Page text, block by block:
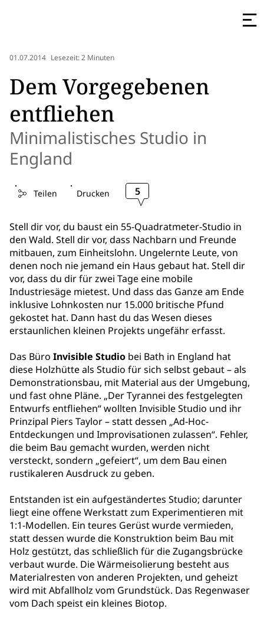
01.07.2014 Lesezeit: 2 Minuten
Dem Vorgegebenen
entfliehen
Minimalistisches Studio in
England
Teilen Drucken 5
Stell dir vor, du baust ein 55-Quadratmeter-Studio in
den Wald. Stell dir vor, dass Nachbarn und Freunde
mitbauen, zum Einheitslohn. Ungelernte Leute, von
denen noch nie jemand ein Haus gebaut hat. Stell dir
vor, dass du dir für zwei Tage eine mobile
Industriesäge mietest. Und dass das Ganze am Ende
inklusive Lohnkosten nur 15.000 britische Pfund
gekostet hat. Dann hast du das Wesen dieses
erstaunlichen kleinen Projekts ungefähr erfasst.
Das Büro Invisible Studio bei Bath in England hat
diese Holzhütte als Studio für sich selbst gebaut – als
Demonstrationsbau, mit Material aus der Umgebung,
und fast ohne Pläne. „Der Tyrannei des festgelegten
Entwurfs entfliehen“ wollten Invisible Studio und ihr
Prinzipal Piers Taylor – statt dessen „Ad-Hoc-
Entdeckungen und Improvisationen zulassen“. Fehler,
die beim Bau gemacht wurden, werden nicht
versteckt, sondern „gefeiert“, um dem Bau einen
rustikaleren Ausdruck zu geben.
Entstanden ist ein aufgeständertes Studio; darunter
liegt eine offene Werkstatt zum Experimentieren mit
1:1-Modellen. Ein teures Gerüst wurde vermieden,
statt dessen wurde die Konstruktion beim Bau mit
Holz gestützt, das schließlich für die Zugangsbrücke
verbaut wurde. Die Wärmeisolierung besteht aus
Materialresten von anderen Projekten, und geheizt
wird mit Abfallholz vom Grundstück. Das Regenwaser
vom Dach speist ein kleines Biotop.